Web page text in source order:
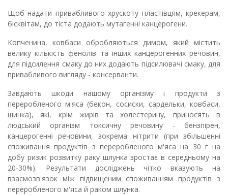
Щоб надати привабливого хрускоту пластівцям, крекерам,
бісквітам, до тіста додають мутагенні канцерогени.
Копченина, ковбаси обробляються димом, який містить
велику кількість фенолів та інших канцерогенних речовин,
для підсилення смаку до них додають підсилювачі смаку, для
привабливого вигляду - консерванти.
Завдають шкоди нашому організму і продукти з
переробленого м'яса (бекон, сосиски, сардельки, ковбаси,
шинка), які, крім жирів та холестерину, приносять в
людський організм токсичну речовину - бензпірен,
канцерогенні речовини, зокрема нітрити (при збільшенні
споживання продуктів з переробленого м'яса на 30 г на
добу ризик розвитку раку шлунка зростає в середньому на
20-30%). Результати досліджень чітко вказують на
взаємозв'язок між підвищеним споживанням продуктів з
переробленого м'яса й раком шлунка.